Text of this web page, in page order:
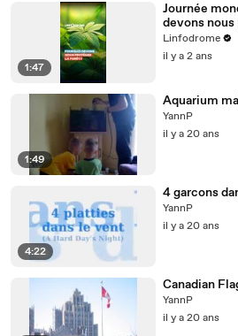
1:47
Journée
devons
Linfodrome
il y a 2 ans
1:49
Aquarium
YannP
il y a 20 ans
4:22
4 garcons
YannP
il y a 20 ans
Canadian
YannP
il y a 20 ans